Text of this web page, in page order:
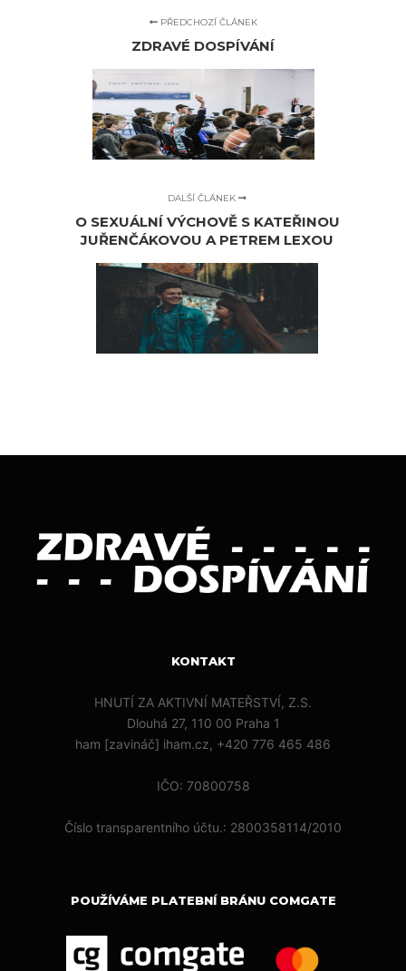
PŘEDCHOZÍ ČLÁNEK
ZDRAVÉ DOSPÍVÁNÍ
DALŠÍ ČLÁNEK
O SEXUÁLNÍ VÝCHOVĚ S KATEŘINOU
JUŘENČÁKOVOU A PETREM LEXOU
KONTAKT
HNUTÍ ZA AKTIVNÍ MATEŘSTVÍ, Z.S.
Dlouhá 27, 110 00 Praha 1
ham [zavináč] iham.cz, +420 776 465 486
IČO: 70800758
Číslo transparentního účtu.: 2800358114/2010
POUŽÍVÁME PLATEBNÍ BRÁNU COMGATE